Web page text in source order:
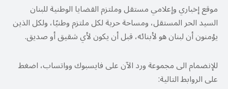
موقع إخباري وإعلامي مستقل وملتزم القضايا الوطنية للبنان
السيد الحر المستقل، ومساحة حرية لكل ملتزم وطنيًا، ولكل الذين
يؤمنون أن لبنان هو لأبنائه، قبل أن يكون لأي شقيق أو صديق.
للإنضمام الى مجموعة ورد الآن على فايسبوك وواتساب، اضغط
على الروابط التالية: